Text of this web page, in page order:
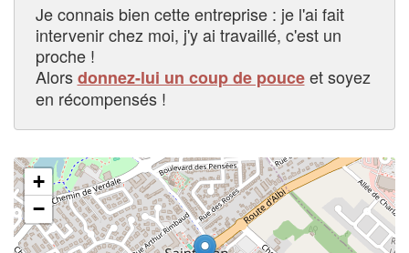
Je connais bien cette entreprise : je l'ai fait
intervenir chez moi, j'y ai travaillé, c'est un
proche !
Alorsdonnez-lui un coup de pouceet soyez
en récompensés !
+
−